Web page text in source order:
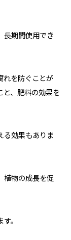
長期間使用でき
れを防ぐことが
、肥料の効果を
る効果もありま
植物の成長を促
。